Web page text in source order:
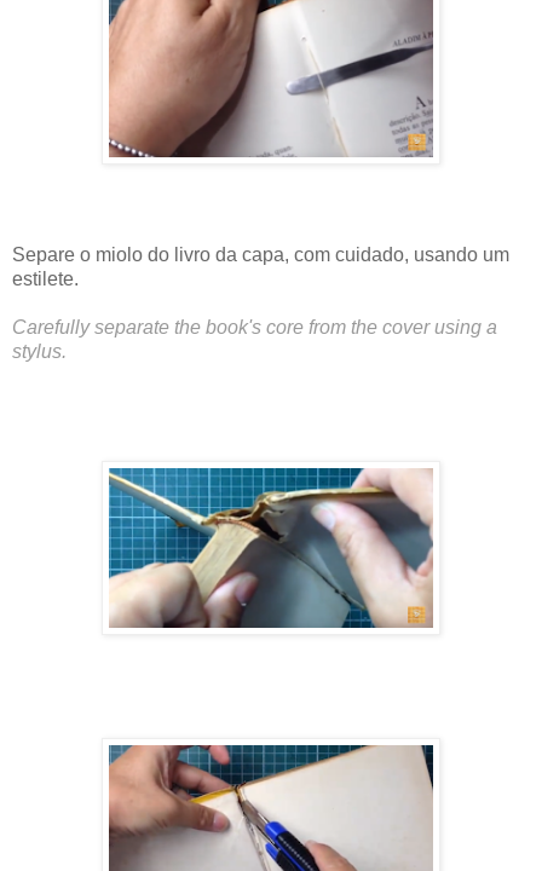
Separe o miolo do livro da capa, com cuidado, usando um
estilete.
Carefully separate the book's core from the cover using a
stylus.